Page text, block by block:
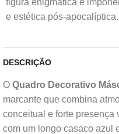
figura enigmática e
e estética pós-apocalíptica.
DESCRIÇÃO
O Quadro Decorativo
marcante que combina
conceitual e forte presença
com um longo casaco azul